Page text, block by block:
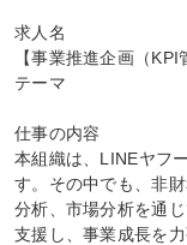
求人名
【事業推進企画（
テーマ
仕事の内容
本組織は、LINEヤフ
す。その中でも、非
分析、市場分析を通
支援し、事業成長を力